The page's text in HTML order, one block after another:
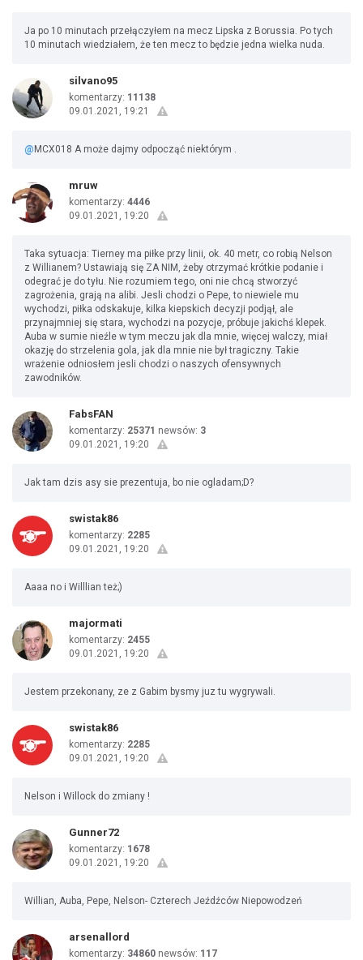
Ja po 10 minutach przełączyłem na mecz Lipska z Borussia. Po tych
10 minutach wiedziałem, że ten mecz to będzie jedna wielka nuda.
silvano95
komentarzy: 11138
09.01.2021, 19:21
@ MCX018 A może dajmy odpocząć niektórym .
mruw
komentarzy: 4446
09.01.2021, 19:20
Taka sytuacja: Tierney ma piłke przy linii, ok. 40 metr, co robią Nelson
z Willianem? Ustawiają się ZA NIM, żeby otrzymać krótkie podanie i
odegrać je do tyłu. Nie rozumiem tego, oni nie chcą stworzyć
zagrożenia, grają na alibi. Jesli chodzi o Pepe, to niewiele mu
wychodzi, piłka odskakuje, kilka kiepskich decyzji podjął, ale
przynajmniej się stara, wychodzi na pozycje, próbuje jakichś klepek.
Auba w sumie nieźle w tym meczu jak dla mnie, więcej walczy, miał
okazję do strzelenia gola, jak dla mnie nie był tragiczny. Takie
wrażenie odniosłem jesli chodzi o naszych ofensywnych
zawodników.
FabsFAN
komentarzy: 25371 newsów: 3
09.01.2021, 19:20
Jak tam dzis asy sie prezentuja, bo nie ogladam;D?
swistak86
komentarzy: 2285
09.01.2021, 19:20
Aaaa no i Willlian też;)
majormati
komentarzy: 2455
09.01.2021, 19:20
Jestem przekonany, ze z Gabim bysmy juz tu wygrywali.
swistak86
komentarzy: 2285
09.01.2021, 19:20
Nelson i Willock do zmiany !
Gunner72
komentarzy: 1678
09.01.2021, 19:20
Willian, Auba, Pepe, Nelson- Czterech Jeźdźców Niepowodzeń
arsenallord
komentarzy: 34860 newsów: 117